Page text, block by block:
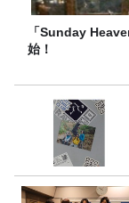
「Sunday
始！